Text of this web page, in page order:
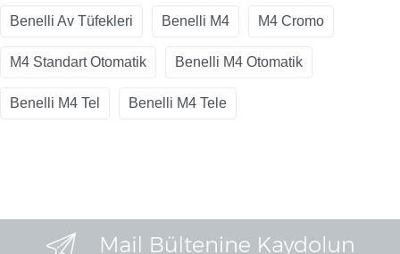
Benelli Av Tüfekleri Benelli M4 M4 Cromo
M4 Standart Otomatik Benelli M4 Otomatik
Benelli M4 Tel Benelli M4 Tele